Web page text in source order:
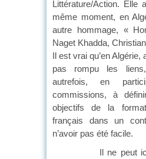
Littérature/Action. Elle
même moment, en
autre hommage, «
Naget Khadda,
Il est vrai qu’en Algérie,
pas rompu les
autrefois, en
commissions, à
objectifs de la
français dans un
n’avoir pas été facile.
Il ne peut ici, à